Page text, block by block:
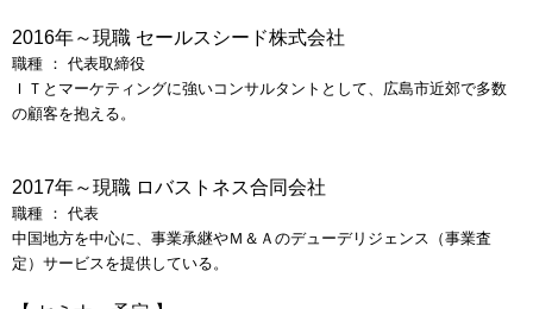
2016年～現職 セールスシード株式会社
職種 ： 代表取締役
ＩＴとマーケティングに強いコンサルタントとして、広島市近郊で多数
の顧客を抱える。
2017年～現職 ロバストネス合同会社
職種 ： 代表
中国地方を中心に、事業承継やＭ＆Ａのデューデリジェンス（事業査
定）サービスを提供している。